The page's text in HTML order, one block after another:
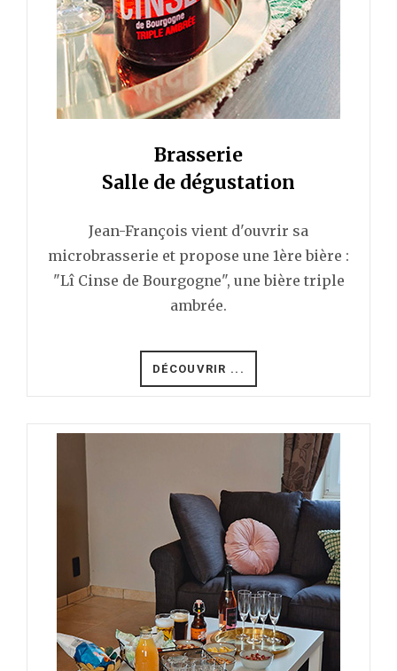
Brasserie
Salle de dégustation
Jean-François vient d'ouvrir sa
microbrasserie et propose une 1ère bière :
"Lî Cinse de Bourgogne", une bière triple
ambrée.
DÉCOUVRIR ...